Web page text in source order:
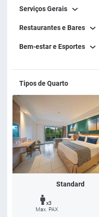
Serviços Gerais
Restaurantes e Bares
Bem-estar e Esportes
Tipos de Quarto
Standard
x3
Max. PAX